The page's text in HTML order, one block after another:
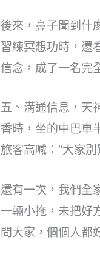
後來，鼻子聞到什
習練冥想功時，還
信念，成了一名完
五、溝通信息，天
香時，坐的中巴車
旅客高喊：“大家
還有一次，我們全
一輛小拖，未把好
問大家，個個人都